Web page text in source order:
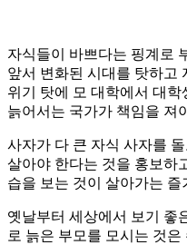
자식들이 바쁘다는 핑계로
앞서 변화된 시대를 탓하고
위기 탓에 모 대학에서 대
늙어서는 국가가 책임을 져
사자가 다 큰 자식 사자를
살아야 한다는 것을 홍보하
습을 보는 것이 살아가는
옛날부터 세상에서 보기 좋
로 늙은 부모를 모시는 것